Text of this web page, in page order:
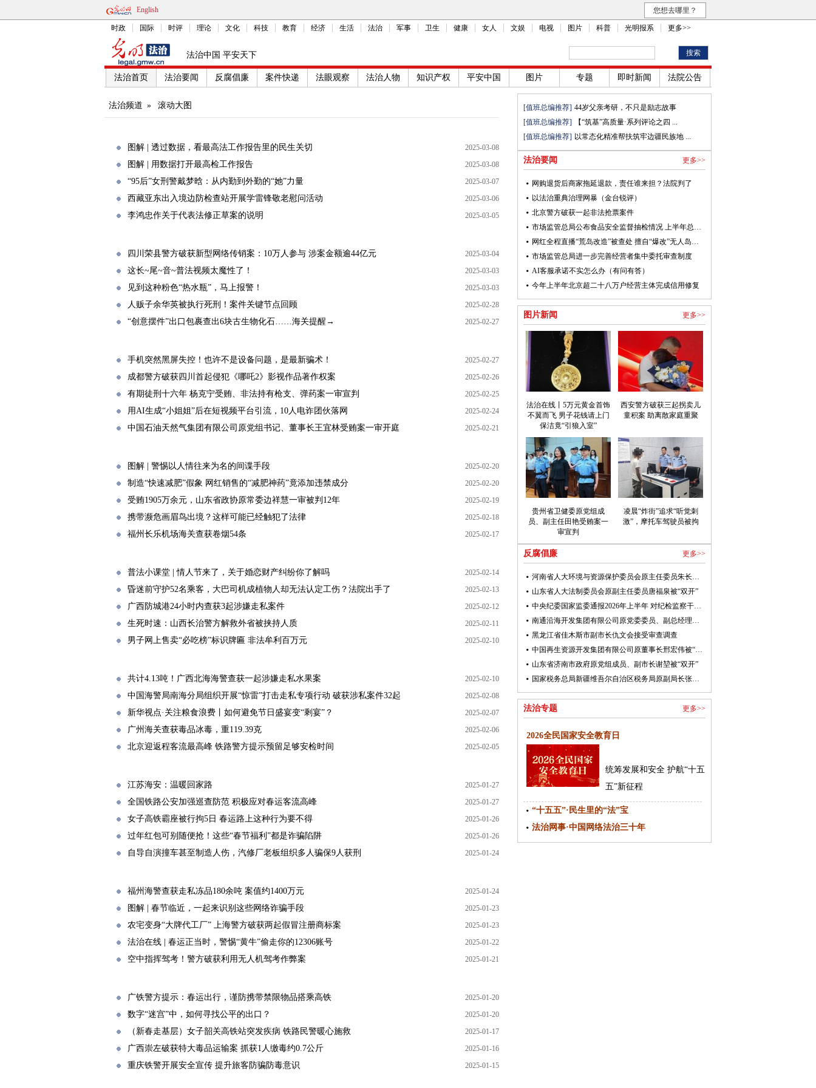
English 您想去哪里？
时政 国际 时评 理论 文化 科技 教育 经济 生活 法治 军事 卫生 健康 女人 文娱 电视 图片 科普 光明报系 更多>>
法治中国 平安天下
法治首页 法治要闻 反腐倡廉 案件快递 法眼观察 法治人物 知识产权 平安中国 图片 专题 即时新闻 法院公告
法治频道 » 滚动大图
图解 | 透过数据，看最高法工作报告里的民生关切 2025-03-08
图解 | 用数据打开最高检工作报告 2025-03-08
“95后”女刑警戴梦晗：从内勤到外勤的“她”力量 2025-03-07
西藏亚东出入境边防检查站开展学雷锋敬老慰问活动 2025-03-06
李鸿忠作关于代表法修正草案的说明 2025-03-05
四川荣县警方破获新型网络传销案：10万人参与 涉案金额逾44亿元 2025-03-04
这长~尾~音~普法视频太魔性了！ 2025-03-03
见到这种粉色“热水瓶”，马上报警！ 2025-03-03
人贩子余华英被执行死刑！案件关键节点回顾 2025-02-28
“创意摆件”出口包裹查出6块古生物化石……海关提醒→ 2025-02-27
手机突然黑屏失控！也许不是设备问题，是最新骗术！ 2025-02-27
成都警方破获四川首起侵犯《哪吒2》影视作品著作权案 2025-02-26
有期徒刑十六年 杨克宁受贿、非法持有枪支、弹药案一审宣判 2025-02-25
用AI生成“小姐姐”后在短视频平台引流，10人电诈团伙落网 2025-02-24
中国石油天然气集团有限公司原党组书记、董事长王宜林受贿案一审开庭 2025-02-21
图解 | 警惕以人情往来为名的间谍手段 2025-02-20
制造“快速减肥”假象 网红销售的“减肥神药”竟添加违禁成分 2025-02-20
受贿1905万余元，山东省政协原常委边祥慧一审被判12年 2025-02-19
携带濒危画眉鸟出境？这样可能已经触犯了法律 2025-02-18
福州长乐机场海关查获卷烟54条 2025-02-17
普法小课堂 | 情人节来了，关于婚恋财产纠纷你了解吗 2025-02-14
昏迷前守护52名乘客，大巴司机成植物人却无法认定工伤？法院出手了 2025-02-13
广西防城港24小时内查获3起涉嫌走私案件 2025-02-12
生死时速：山西长治警方解救外省被挟持人质 2025-02-11
男子网上售卖“必吃榜”标识牌匾 非法牟利百万元 2025-02-10
共计4.13吨！广西北海海警查获一起涉嫌走私水果案 2025-02-10
中国海警局南海分局组织开展“惊雷”打击走私专项行动 破获涉私案件32起 2025-02-08
新华视点·关注粮食浪费丨如何避免节日盛宴变“剩宴”？ 2025-02-07
广州海关查获毒品冰毒，重119.39克 2025-02-06
北京迎返程客流最高峰 铁路警方提示预留足够安检时间 2025-02-05
江苏海安：温暖回家路 2025-01-27
全国铁路公安加强巡查防范 积极应对春运客流高峰 2025-01-27
女子高铁霸座被行拘5日 春运路上这种行为要不得 2025-01-26
过年红包可别随便抢！这些“春节福利”都是诈骗陷阱 2025-01-26
自导自演撞车甚至制造人伤，汽修厂老板组织多人骗保9人获刑 2025-01-24
福州海警查获走私冻品180余吨 案值约1400万元 2025-01-24
图解 | 春节临近，一起来识别这些网络诈骗手段 2025-01-23
农宅变身“大牌代工厂” 上海警方破获两起假冒注册商标案 2025-01-23
法治在线 | 春运正当时，警惕“黄牛”偷走你的12306账号 2025-01-22
空中指挥驾考！警方破获利用无人机驾考作弊案 2025-01-21
广铁警方提示：春运出行，谨防携带禁限物品搭乘高铁 2025-01-20
数字“迷宫”中，如何寻找公平的出口？ 2025-01-20
（新春走基层）女子韶关高铁站突发疾病 铁路民警暖心施救 2025-01-17
广西崇左破获特大毒品运输案 抓获1人缴毒约0.7公斤 2025-01-16
重庆铁警开展安全宣传 提升旅客防骗防毒意识 2025-01-15
[值班总编推荐] 44岁父亲考研，不只是励志故事
[值班总编推荐]
【“筑基”高质量·系列评论之四 ...
[值班总编推荐] 以常态化精准帮扶筑牢边疆民族地 ...
法治要闻 更多>>
网购退货后商家拖延退款，责任谁来担？法院判了
以法治重典治理网暴（金台锐评）
北京警方破获一起非法抢票案件
市场监管总局公布食品安全监督抽检情况 上半年总体不合格率为2.22% 已针对不合格食品及时开展核查处置
网红全程直播“荒岛改造”被查处 擅自“爆改”无人岛，违法！
市场监管总局进一步完善经营者集中委托审查制度
AI客服承诺不实怎么办（有问有答）
今年上半年北京超二十八万户经营主体完成信用修复
图片新闻 更多>>
法治在线丨5万元黄金首饰
不翼而飞 男子花钱请上门
保洁竟“引狼入室”
西安警方破获三起拐卖儿
童积案 助离散家庭重聚
贵州省卫健委原党组成
员、副主任田艳受贿案一
审宣判
凌晨“炸街”追求“听觉刺
激”，摩托车驾驶员被拘
反腐倡廉 更多>>
河南省人大环境与资源保护委员会原主任委员朱长青被开除党籍
山东省人大法制委员会原副主任委员唐福泉被“双开”
中央纪委国家监委通报2026年上半年 对纪检监察干部监督检查审查调查情况
南通沿海开发集团有限公司原党委委员、副总经理陈新钧接受纪律审查和监察调查
黑龙江省佳木斯市副市长仇文会接受审查调查
中国再生资源开发集团有限公司原董事长邢宏伟被“双开”
山东省济南市政府原党组成员、副市长谢堃被“双开”
国家税务总局新疆维吾尔自治区税务局原副局长张英俊接受审查调查
法治专题 更多>>
2026全民国家安全教育日
统筹发展和安全 护航“十五
五”新征程
“十五五”·民生里的“法”宝
法治网事·中国网络法治三十年